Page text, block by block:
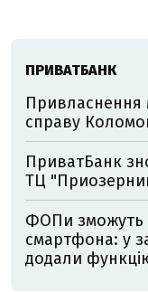
ПРИВАТБАНК
Привласнення
справу
ПриватБанк
ТЦ
ФОПи зможуть
смартфона: у
додали